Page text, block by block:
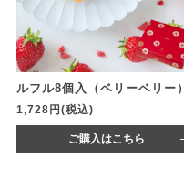
ルフル8個入（ベリーベリー）
1,728円(税込)
ご購入はこちら